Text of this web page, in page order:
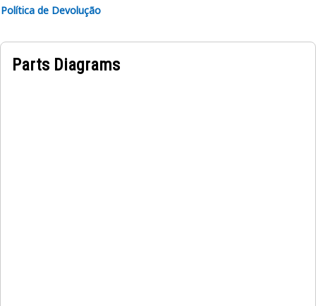
Política de Devolução
Parts Diagrams